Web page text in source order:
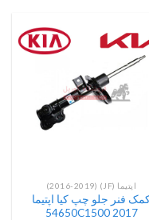
اپتیما (JF) (2016-2019)
فنر جلو چپ کیا اپتیما
2017 54650C1500